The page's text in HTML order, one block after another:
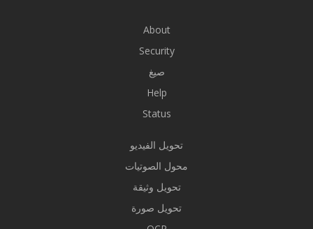
About
Security
صيغ
Help
Status
تحويل الفيديو
محول الصوتيات
تحويل وثيقة
تحويل صورة